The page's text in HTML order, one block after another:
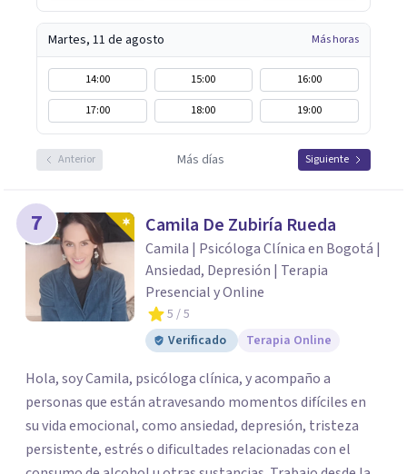
Martes, 11 de agosto Más horas
14:00 15:00
16:00
17:00
18:00 19:00
Anterior Más días Siguiente
7 Camila De Zubiría Rueda
Camila | Psicóloga Clínica en Bogotá |
Ansiedad, Depresión | Terapia
Presencial y Online
5 / 5
Verificado
Terapia Online
Hola, soy Camila, psicóloga clínica, y acompaño a
personas que están atravesando momentos difíciles en
su vida emocional, como ansiedad, depresión, tristeza
persistente, estrés o dificultades relacionadas con el